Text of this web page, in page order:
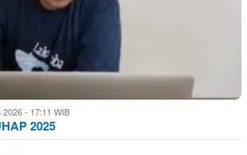
2026 - 17:11 WIB
2025